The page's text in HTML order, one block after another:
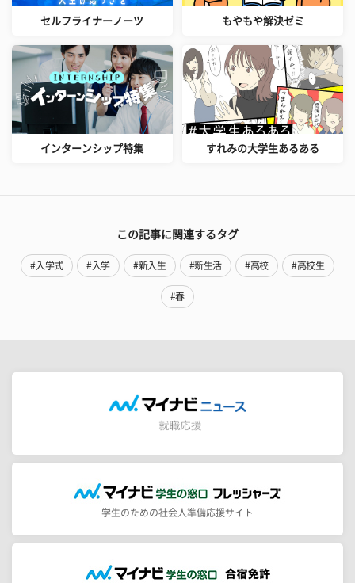
セルフライナーノーツ もやもや解決ゼミ
インターンシップ特集 すれみの大学生あるある
この記事に関連するタグ
#入学式 #入学 #新入生 #新生活 #高校 #高校生
#春
学生のための社会人準備応援サイト